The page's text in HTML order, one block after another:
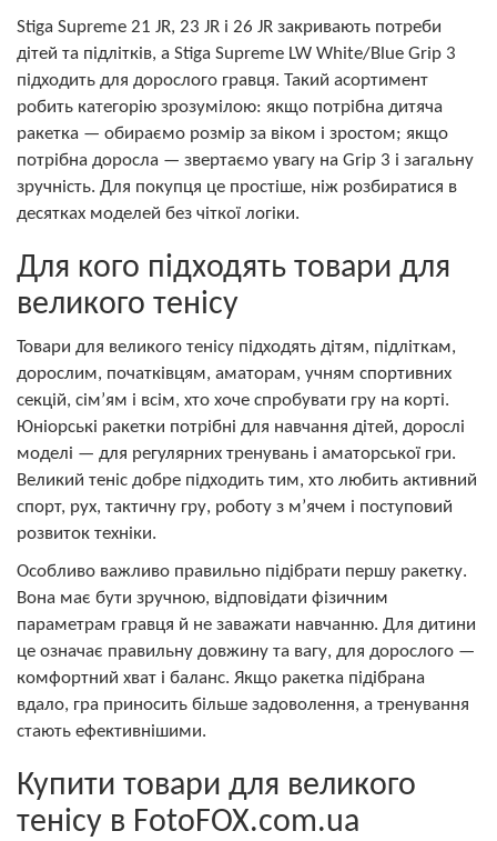
Stiga Supreme 21 JR, 23 JR і 26 JR закривають потреби
дітей та підлітків, а Stiga Supreme LW White/Blue Grip 3
підходить для дорослого гравця. Такий асортимент
робить категорію зрозумілою: якщо потрібна дитяча
ракетка — обираємо розмір за віком і зростом; якщо
потрібна доросла — звертаємо увагу на Grip 3 і загальну
зручність. Для покупця це простіше, ніж розбиратися в
десятках моделей без чіткої логіки.
Для кого підходять товари для
великого тенісу
Товари для великого тенісу підходять дітям, підліткам,
дорослим, початківцям, аматорам, учням спортивних
секцій, сім’ям і всім, хто хоче спробувати гру на корті.
Юніорські ракетки потрібні для навчання дітей, дорослі
моделі — для регулярних тренувань і аматорської гри.
Великий теніс добре підходить тим, хто любить активний
спорт, рух, тактичну гру, роботу з м’ячем і поступовий
розвиток техніки.
Особливо важливо правильно підібрати першу ракетку.
Вона має бути зручною, відповідати фізичним
параметрам гравця й не заважати навчанню. Для дитини
це означає правильну довжину та вагу, для дорослого —
комфортний хват і баланс. Якщо ракетка підібрана
вдало, гра приносить більше задоволення, а тренування
стають ефективнішими.
Купити товари для великого
тенісу в FotoFOX.com.ua